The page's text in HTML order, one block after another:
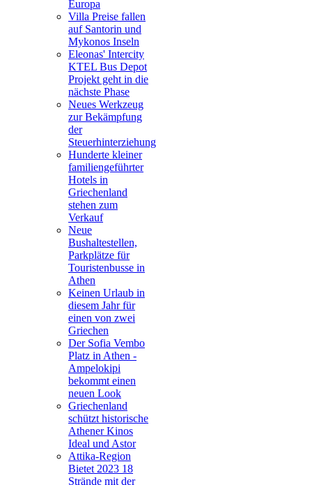
Europa
Villa Preise fallen
auf Santorin und
Mykonos Inseln
Eleonas' Intercity
KTEL Bus Depot
Projekt geht in die
nächste Phase
Neues Werkzeug
zur Bekämpfung
der
Steuerhinterziehung
Hunderte kleiner
familiengeführter
Hotels in
Griechenland
stehen zum
Verkauf
Neue
Bushaltestellen,
Parkplätze für
Touristenbusse in
Athen
Keinen Urlaub in
diesem Jahr für
einen von zwei
Griechen
Der Sofia Vembo
Platz in Athen -
Ampelokipi
bekommt einen
neuen Look
Griechenland
schützt historische
Athener Kinos
Ideal und Astor
Attika-Region
Bietet 2023 18
Strände mit der